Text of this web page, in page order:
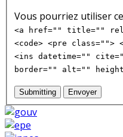
Vous pourriez utiliser
<a href="" title=""
<code> <pre class="">
<ins datetime=""
border="" alt=""
Submitting Envoyer